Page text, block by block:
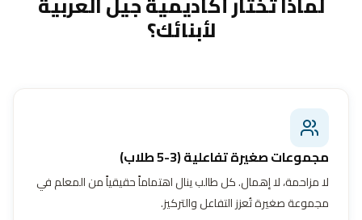
لأبنائك؟
مجموعات صغيرة تفاعلية (3-5 طلاب)
لا مزاحمة، لا إهمال. كل طالب ينال اهتماماً حقيقياً من المعلم في
مجموعة صغيرة تُعزز التفاعل والتركيز.